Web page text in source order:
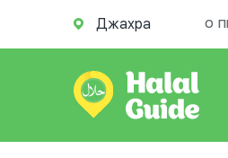
Джахра О